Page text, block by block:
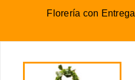
Florería con Entrega